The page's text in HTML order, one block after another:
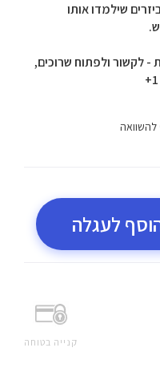
שילמדו אותו
- לקשור ולפתוח שרוכים,
להשוואה
לעגלה
קנייה בטוחה